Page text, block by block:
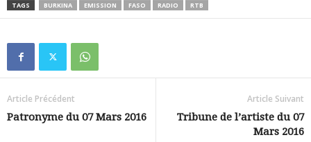
TAGS BURKINA EMISSION FASO RADIO RTB
Article Précédent
Patronyme du 07 Mars 2016
Article Suivant
Tribune de l’artiste du 07
Mars 2016